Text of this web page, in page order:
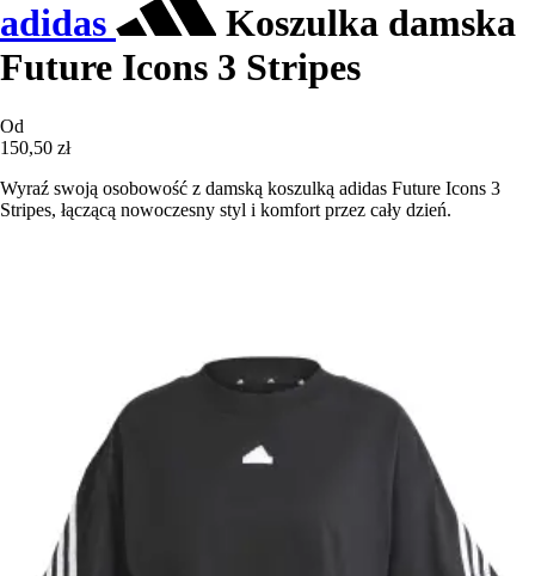
adidas
Koszulka damska
Future Icons 3 Stripes
Od
150,50 zł
Wyraź swoją osobowość z damską koszulką adidas Future Icons 3
Stripes, łączącą nowoczesny styl i komfort przez cały dzień.